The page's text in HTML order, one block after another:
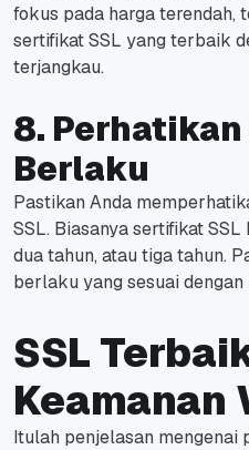
fokus pada harga terendah,
sertifikat SSL yang terbaik
terjangkau.
8. Perhatikan
Berlaku
Pastikan Anda
SSL. Biasanya sertifikat
dua tahun, atau tiga tahun.
berlaku yang sesuai
SSL
Keamanan
Itulah penjelasan mengenai